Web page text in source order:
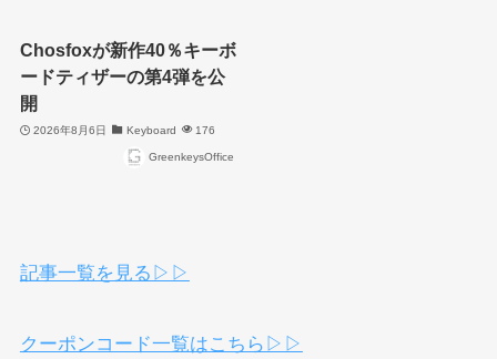
Chosfoxが新作40％キーボ
ードティザーの第4弾を公
開
2026年8月6日 Keyboard 176
GreenkeysOffice
記事一覧を見る▷▷
クーポンコード一覧はこちら▷▷